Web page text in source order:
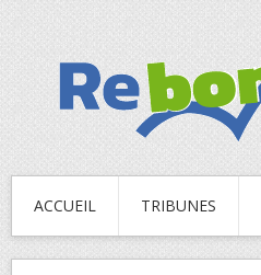
ACCUEIL TRIBUNES